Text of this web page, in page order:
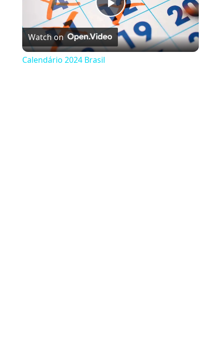
Play Video
Watch on
Calendário 2024 Brasil